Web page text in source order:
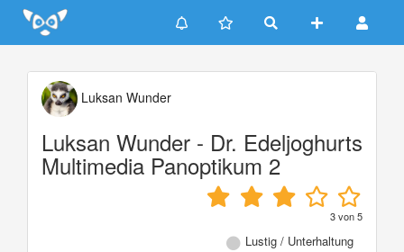
Update cookies preferences
Luksan Wunder
Luksan Wunder - Dr. Edeljoghurts
Multimedia Panoptikum 2
3von5
Lustig / Unterhaltung